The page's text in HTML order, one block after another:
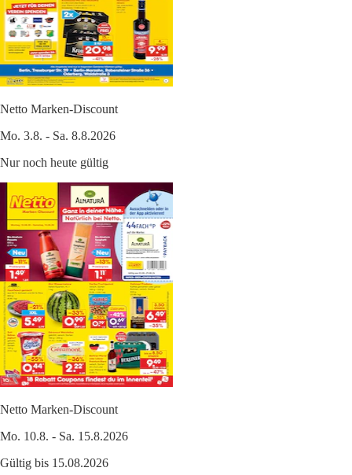
Netto Marken-Discount
Mo. 3.8. - Sa. 8.8.2026
Nur noch heute gültig
Netto Marken-Discount
Mo. 10.8. - Sa. 15.8.2026
Gültig bis 15.08.2026